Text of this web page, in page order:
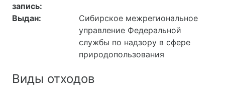
запись:
Выдан:
Сибирское межрегиональное
управление Федеральной
службы по надзору в сфере
природопользования
Виды отходов